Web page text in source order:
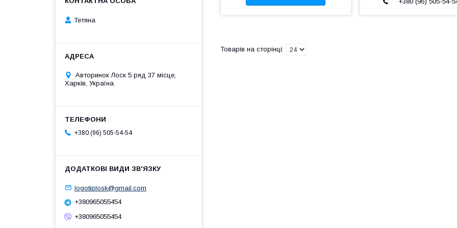
Тетяна
Авторинок Лоск 5 ряд 37 місце,
Харків, Україна
+380 (96) 505-54-54
logotiplosk@gmail.com
+380965055454
+380965055454